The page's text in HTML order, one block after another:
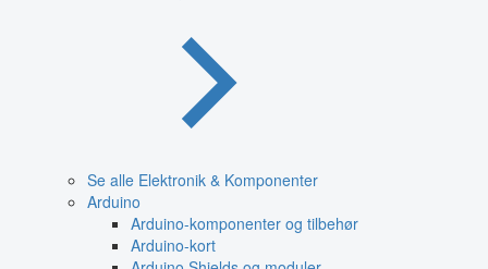
Se alle Elektronik & Komponenter
Arduino
Arduino-komponenter og tilbehør
Arduino-kort